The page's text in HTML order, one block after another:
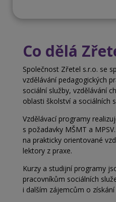
Co dělá
Společnost Zřetel s.r.o. se
vzdělávání pedagogických
sociální služby, vzdělávání
oblasti školství a sociálních
Vzdělávací programy
s požadavky MŠMT a
na prakticky orientované
lektory z praxe.
Kurzy a studijní programy
pracovníkům sociálních
i dalším zájemcům o